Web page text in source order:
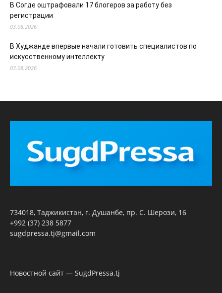
В Согде оштрафовали 17 блогеров за работу без
регистрации
03.08.2026
В Худжанде впервые начали готовить специалистов по
искусственному интеллекту
03.08.2026
734018, Таджикистан, г. Душанбе, пр. С. Шерози, 16
+992 (37) 238 5877
sugdpressa.tj@gmail.com
Новостной сайт — SugdPressa.tj